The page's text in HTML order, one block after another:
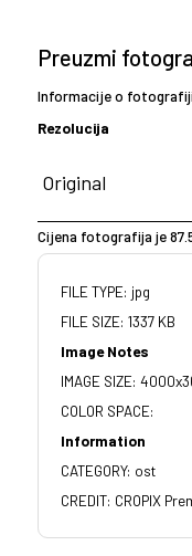
Preuzmi
Informacije o fotografiji
Rezolucija
Cijena fotografija je
FILE TYPE: jpg
FILE SIZE: 1337 KB
Image Notes
IMAGE SIZE:
COLOR SPACE:
Information
CATEGORY: ost
CREDIT: CROPIX